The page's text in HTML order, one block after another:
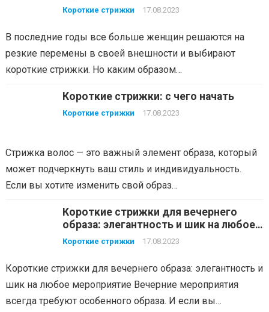
Короткие стрижки 17.08.2023
В последние годы все больше женщин решаются на
резкие перемены в своей внешности и выбирают
короткие стрижки. Но каким образом…
Короткие стрижки: с чего начать
Короткие стрижки 17.08.2023
Стрижка волос — это важный элемент образа, который
может подчеркнуть ваш стиль и индивидуальность.
Если вы хотите изменить свой образ…
Короткие стрижки для вечернего
образа: элегантность и шик на любое
мероприятие
Короткие стрижки 17.08.2023
Короткие стрижки для вечернего образа: элегантность и
шик на любое мероприятие Вечерние мероприятия
всегда требуют особенного образа. И если вы…